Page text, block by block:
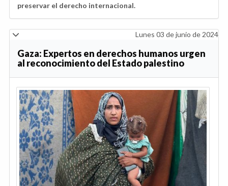
preservar el derecho internacional.
Lunes 03 de junio de 2024
Gaza: Expertos en derechos humanos urgen
al reconocimiento del Estado palestino